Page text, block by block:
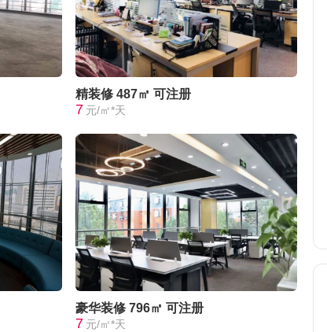
精装修 487㎡ 可注册
7 元/㎡*天
豪华装修 796㎡ 可注册
7 元/㎡*天